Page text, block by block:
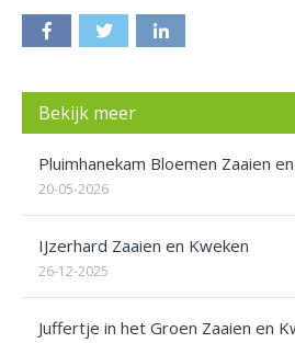
Bekijk meer
Pluimhanekam Bloemen Zaaien
20-05-2026
IJzerhard Zaaien en Kweken
26-12-2025
Juffertje in het Groen Zaaien en